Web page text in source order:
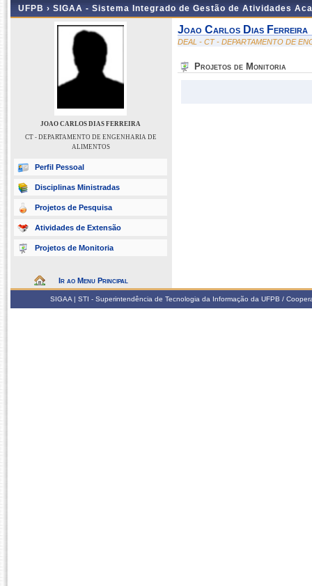
UFPB › SIGAA - Sistema Integrado de Gestão de Atividades
JOAO CARLOS DIAS FERREIRA
CT - DEPARTAMENTO DE ENGENHARIA DE
ALIMENTOS
Perfil Pessoal
Disciplinas Ministradas
Projetos de Pesquisa
Atividades de Extensão
Projetos de Monitoria
Ir ao Menu Principal
Joao Carlos Dias Ferreira
DEAL - CT - DEPARTAMENTO DE
Projetos de Monitoria
SIGAA | STI - Superintendência de Tecnologia da Informação da UFPB /